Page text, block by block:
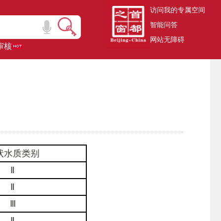
核
访问我的专属空间
智能问答
网站无障碍
水质类别